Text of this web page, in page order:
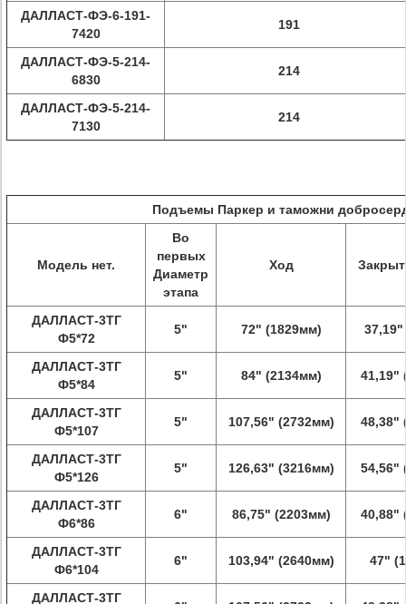
ДАЛЛАСТ-ФЭ-6-191-
7420
191
ДАЛЛАСТ-ФЭ-5-214-
6830
214
ДАЛЛАСТ-ФЭ-5-214-
7130
214
Подъемы Паркер и таможни
Модель нет.
Во
первых
Диаметр
этапа
Ход
ДАЛЛАСТ-3ТГ
Ф5*72
5" 72" (1829мм)
ДАЛЛАСТ-3ТГ
Ф5*84
5" 84" (2134мм) 41,19"
ДАЛЛАСТ-3ТГ
Ф5*107
5" 107,56" (2732мм) 48,38"
ДАЛЛАСТ-3ТГ
Ф5*126
5" 126,63" (3216мм) 54,56"
ДАЛЛАСТ-3ТГ
Ф6*86
6" 86,75" (2203мм) 40,88"
ДАЛЛАСТ-3ТГ
Ф6*104
6" 103,94" (2640мм) 47"
ДАЛЛАСТ-3ТГ